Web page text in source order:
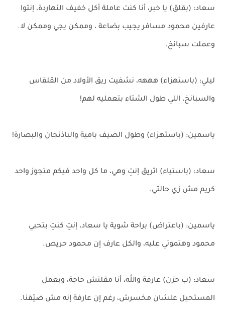
سعاد: (بقلق) يا خبر، أنا كنت عاملة أكل خفيف النهاردة، إنتوا
عارفين محمود مسافر يجيب بضاعة ، وممكن يجي وممكن لا.
وعملت سبانخ.
ليلي: (باستهزاء) هههه، نشفيت ريق الأولاد من القلقاس
والسبانخ، اللي طول الشتاء بتعمليه لهم!
ياسمين: (باستهزاء) وطول الصيف بامية والباذنجان والبصارة!
سعاد: (باستياء) اتريق إنتِ وهي، ما كل واحد فيكم متجوز واحد
كريم مش زي حالتي.
ياسمين: (باعتراض) براحة شوية يا سعاد، إنتِ كنتِ بتحبي
محمود وهتموتي عليه، والكل عارف إن محمود حريص.
سعاد: (ب حزن) عارفة والله، أنا مقلتش حاجة، وبعمل
المستحيل علشان مخسرش، رغم إن عارفة إنه مش ضيّقنا.